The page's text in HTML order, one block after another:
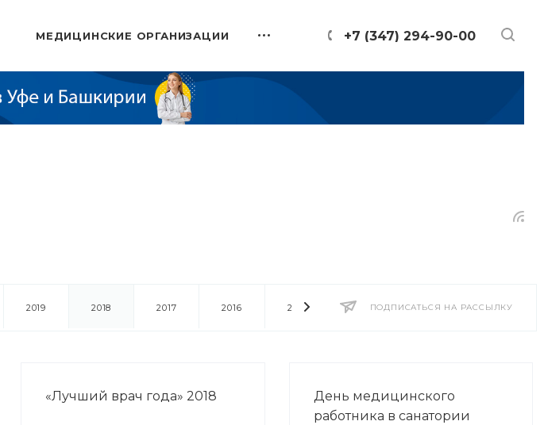
+7 (347) 294-90-00
МЕДИЦИНСКИЕ ОРГАНИЗАЦИИ
ПОДПИСАТЬСЯ НА РАССЫЛКУ
2019 2018 2017 2016 2014 2013 2012 2011
«Лучший врач года» 2018
День медицинского
работника в санатории